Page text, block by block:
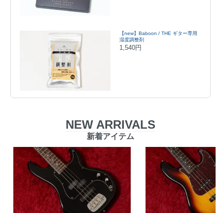
【new】Baboon / THE ギター専用
湿度調整剤
1,540円
NEW ARRIVALS
新着アイテム